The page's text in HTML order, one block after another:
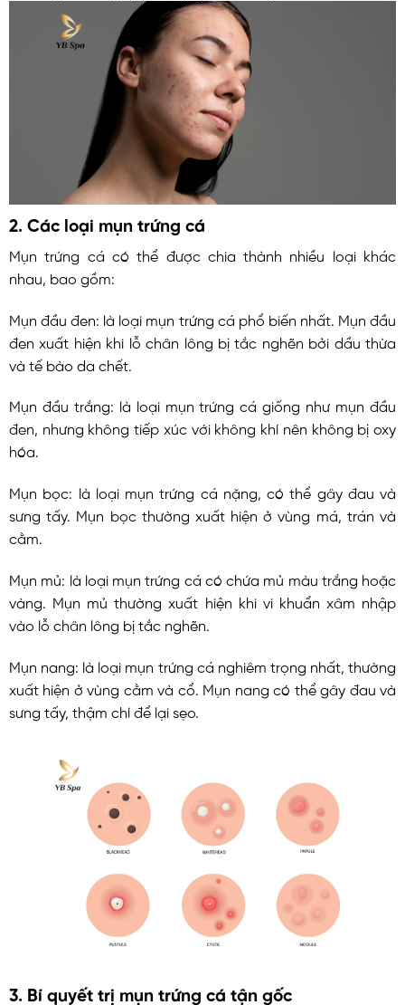
2. Các loại mụn trứng cá
Mụn trứng cá có thể được chia thành nhiều loại khác
nhau, bao gồm:
Mụn đầu đen: là loại mụn trứng cá phổ biến nhất. Mụn đầu
đen xuất hiện khi lỗ chân lông bị tắc nghẽn bởi dầu thừa
và tế bào da chết.
Mụn đầu trắng: là loại mụn trứng cá giống như mụn đầu
đen, nhưng không tiếp xúc với không khí nên không bị oxy
hóa.
Mụn bọc: là loại mụn trứng cá nặng, có thể gây đau và
sưng tấy. Mụn bọc thường xuất hiện ở vùng má, trán và
cằm.
Mụn mủ: là loại mụn trứng cá có chứa mủ màu trắng hoặc
vàng. Mụn mủ thường xuất hiện khi vi khuẩn xâm nhập
vào lỗ chân lông bị tắc nghẽn.
Mụn nang: là loại mụn trứng cá nghiêm trọng nhất, thường
xuất hiện ở vùng cằm và cổ. Mụn nang có thể gây đau và
sưng tấy, thậm chí để lại sẹo.
3. Bí quyết trị mụn trứng cá tận gốc